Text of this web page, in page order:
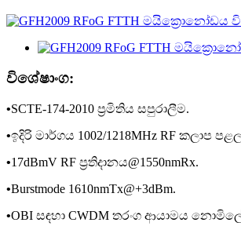
විශේෂාංග:
•SCTE-174-2010 ප්‍රමිතිය සපුරාලීම.
•ඉදිරි මාර්ගය 1002/1218MHz RF කලාප
•17dBmV RF ප්‍රතිදානය@1550nmRx.
•Burstmode 1610nmTx@+3dBm.
•OBI සඳහා CWDM තරංග ආයාමය